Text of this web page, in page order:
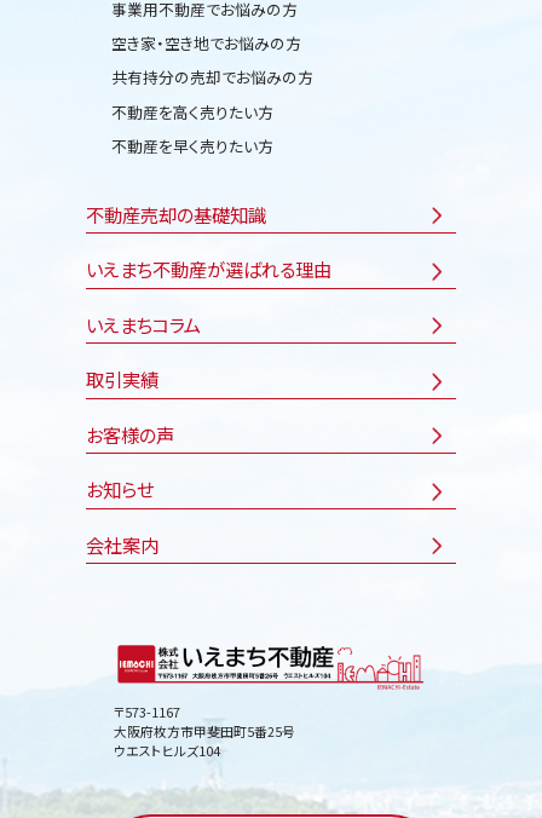
事業用不動産でお悩みの方
空き家・空き地でお悩みの方
共有持分の売却でお悩みの方
不動産を高く売りたい方
不動産を早く売りたい方
不動産売却の基礎知識
いえまち不動産が選ばれる理由
いえまちコラム
取引実績
お客様の声
お知らせ
会社案内
〒573-1167
大阪府枚方市甲斐田町5番25号
ウエストヒルズ104